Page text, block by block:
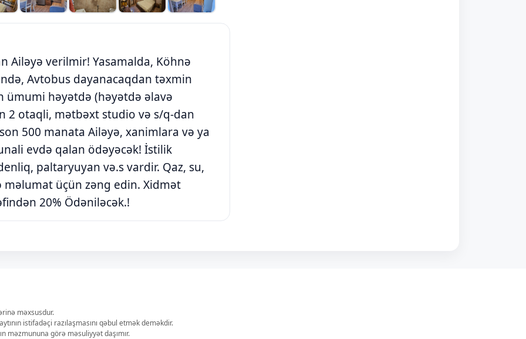
Ailəyə verilmir! Yasamalda, Köhnə
Avtobus dayanacaqdan təxmin
ümumi həyətdə (həyətdə əlavə
2 otaqli, mətbəxt studio və s/q-dan
500 manata Ailəyə, xanimlara və ya
evdə qalan ödəyəcək! İstilik
paltaryuyan və.s vardir. Qaz, su,
məlumat üçün zəng edin. Xidmət
20% Ödəniləcək.!
məxsusdur.
istifadəçi razılaşmasını qəbul etmək deməkdir.
məzmununa görə məsuliyyət daşımır.